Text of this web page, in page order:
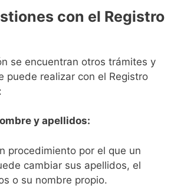
con el Registro
se encuentran otros trámites y
puede realizar con el Registro
y apellidos:
procedimiento por el que un
cambiar sus apellidos, el
o su nombre propio.